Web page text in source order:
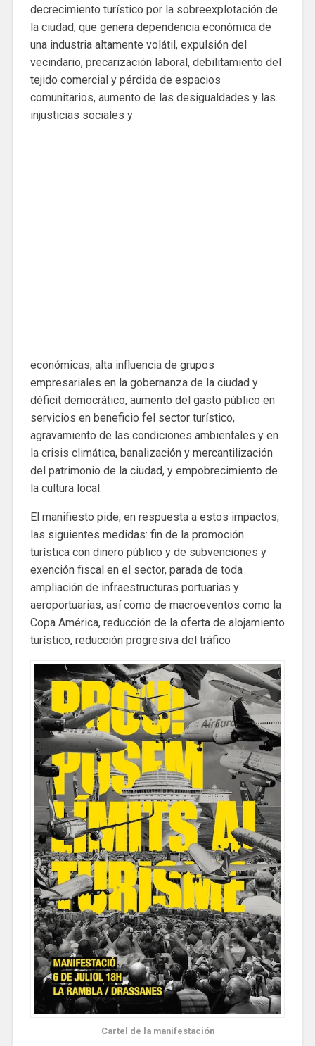
decrecimiento turístico por la sobreexplotación de
la ciudad, que genera dependencia económica de
una industria altamente volátil, expulsión del
vecindario, precarización laboral, debilitamiento del
tejido comercial y pérdida de espacios
comunitarios, aumento de las desigualdades y las
injusticias sociales y
económicas, alta influencia de grupos
empresariales en la gobernanza de la ciudad y
déficit democrático, aumento del gasto público en
servicios en beneficio fel sector turístico,
agravamiento de las condiciones ambientales y en
la crisis climática, banalización y mercantilización
del patrimonio de la ciudad, y empobrecimiento de
la cultura local.
El manifiesto pide, en respuesta a estos impactos,
las siguientes medidas: fin de la promoción
turística con dinero público y de subvenciones y
exención fiscal en el sector, parada de toda
ampliación de infraestructuras portuarias y
aeroportuarias, así como de macroeventos como la
Copa América, reducción de la oferta de alojamiento
turístico, reducción progresiva del tráfico
Cartel de la manifestación